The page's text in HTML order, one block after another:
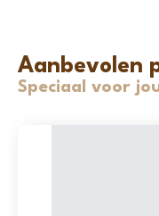
Aanbevolen
Speciaal voor